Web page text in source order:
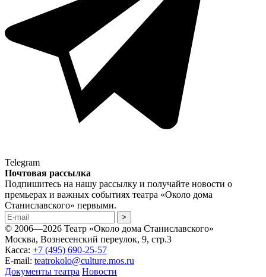
Telegram
Почтовая рассылка
Подпишитесь на нашу рассылку и получайте новости о
премьерах и важных событиях театра «Около дома
Станиславского» первыми.
© 2006—2026 Театр «Около дома Станиславского»
Москва, Вознесенский переулок, 9, стр.3
Касса: +7 (495) 690-25-57
E-mail: teatrokolo@culture.mos.ru
Документы театра Новости